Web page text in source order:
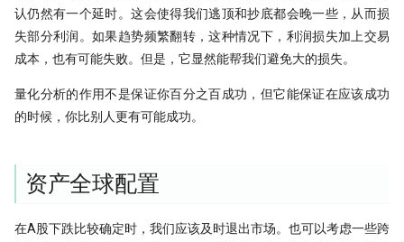
认仍然有一个延时。这会使得我们逃顶和抄底都会晚一些，从而损
失部分利润。如果趋势频繁翻转，这种情况下，利润损失加上交易
成本，也有可能失败。但是，它显然能帮我们避免大的损失。
量化分析的作用不是保证你百分之百成功，但它能保证在应该成功
的时候，你比别人更有可能成功。
资产全球配置
在A股下跌比较确定时，我们应该及时退出市场。也可以考虑一些跨